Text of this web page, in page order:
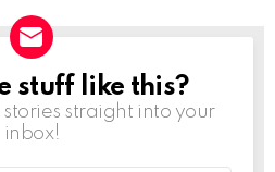
stuff like this?
straight into your
inbox!